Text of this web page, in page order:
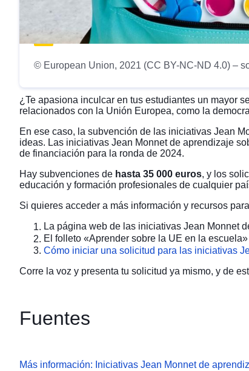
© European Union, 2021 (CC BY-NC-ND 4.0) –
¿Te apasiona inculcar en tus estudiantes un mayor
relacionados con la Unión Europea, como la
En ese caso, la subvención de las iniciativas Jean
ideas. Las iniciativas Jean Monnet de aprendizaje
de financiación para la ronda de 2024.
Hay subvenciones de hasta 35 000 euros, y los
educación y formación profesionales de cualquier
Si quieres acceder a más información y recursos
La página web de las iniciativas Jean Monnet
El folleto «Aprender sobre la UE en la escuela»
Cómo iniciar una solicitud para las iniciativas
Corre la voz y presenta tu solicitud ya mismo, y de
Fuentes
Más información: Iniciativas Jean Monnet de